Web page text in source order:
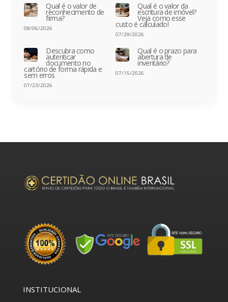
Qual é o valor de
reconhecimento de
firma?
08/06/2026
Qual é o valor da
escritura de imóvel?
Veja como esse
custo é calculado!
07/29/2026
Descubra como
autenticar
documento no
cartório de forma rápida e
sem erros
07/23/2026
Qual é o prazo para
abertura de
inventário?
07/15/2026
INSTITUCIONAL